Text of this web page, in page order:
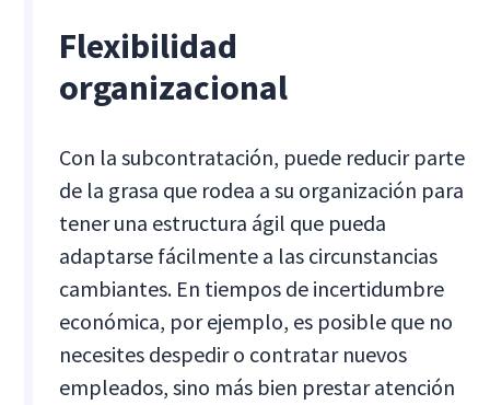
Flexibilidad
organizacional
Con la subcontratación, puede reducir parte
de la grasa que rodea a su organización para
tener una estructura ágil que pueda
adaptarse fácilmente a las circunstancias
cambiantes. En tiempos de incertidumbre
económica, por ejemplo, es posible que no
necesites despedir o contratar nuevos
empleados, sino más bien prestar atención